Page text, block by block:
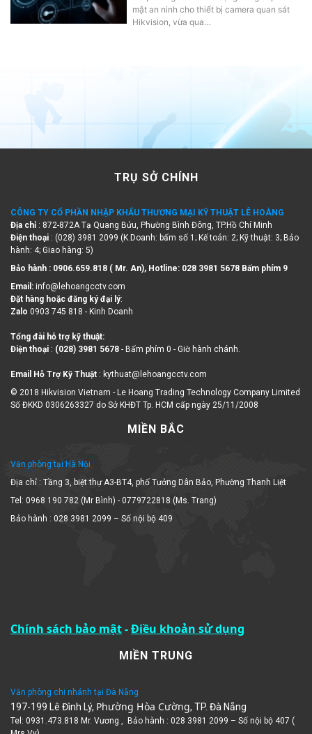
Hikvision, vừa qua…
TRỤ SỞ CHÍNH
Địa chỉ : 872-872A Tạ Quang Bửu, Phường Bình Đông, TP.Hồ Chí Minh
Điện thoại : (028) 3981 2099 (K.Doanh: bấm số 1; Kế toán: 2; Kỹ thuật: 3; Bảo
hành: 4; Giao hàng: 5)
Đặt hàng hoặc đăng ký đại lý:
Zalo 0903 745 818 - Kinh Doanh
Điện thoại:(028) 3981 5678
Số ĐKKD 0306263327 do Sở KHĐT Tp. HCM cấp ngày 25/11/2008
MIỀN BẮC
Văn phòng tại Hà Nội
Địa chỉ : Tầng 3, biệt thự A3-BT4, phố Tưởng Dân Bảo, Phường Thanh Liệt
Tel: 0968 190 782 (Mr Bình) - 0779722818 (Ms. Trang)
Bảo hành : 028 3981 2099 – Số nội bộ 409
Chính sách bảo mật Điều khoản sử dụng
MIỀN TRUNG
197-199 Lê Đình Lý,Phường Hòa Cường
Tel: 0931.473.818 Mr. Vương , Bảo hành : 028 3981 2099 – Số nội bộ 407 (
Mrs Vy)